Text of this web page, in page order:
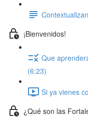
¡Bienvenidos!
Que
(6:23)
Si ya vienes
¿Qué son las